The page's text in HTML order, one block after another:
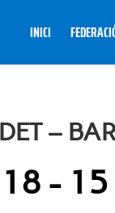
INICI
–
18 - 15